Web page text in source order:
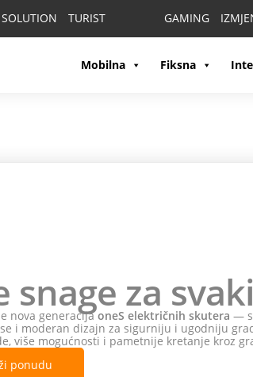
TURIST GAMING
Mobilna Fiksna
snage za
nova generacijaoneS električnih skutera —
i moderan dizajn za sigurniju i ugodniju
više mogućnosti i pametnije kretanje kroz
ponudu